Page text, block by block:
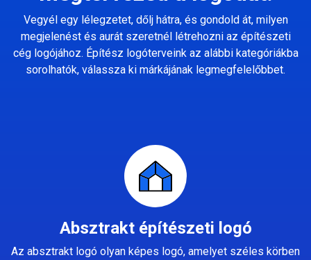
Vegyél egy lélegzetet, dőlj hátra, és gondold át, milyen
megjelenést és aurát szeretnél létrehozni az építészeti
cég logójához. Építész logóterveink az alábbi kategóriákba
sorolhatók, válassza ki márkájának legmegfelelőbbet.
Absztrakt építészeti logó
Az absztrakt logó olyan képes logó, amelyet széles körben